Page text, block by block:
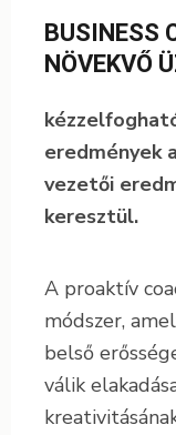
BUSINESS
NÖVEKVŐ
eredmények
vezetői
keresztül.
A proaktív
módszer,
belső
válik